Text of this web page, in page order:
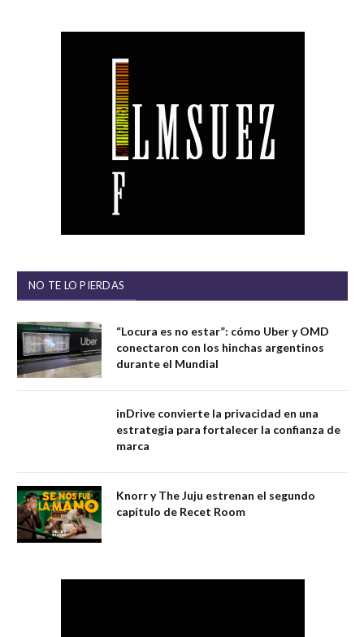
NO TE LO PIERDAS
“Locura es no estar”: cómo Uber y OMD
conectaron con los hinchas argentinos
durante el Mundial
inDrive convierte la privacidad en una
estrategia para fortalecer la confianza de
marca
Knorr y The Juju estrenan el segundo
capítulo de Recet Room